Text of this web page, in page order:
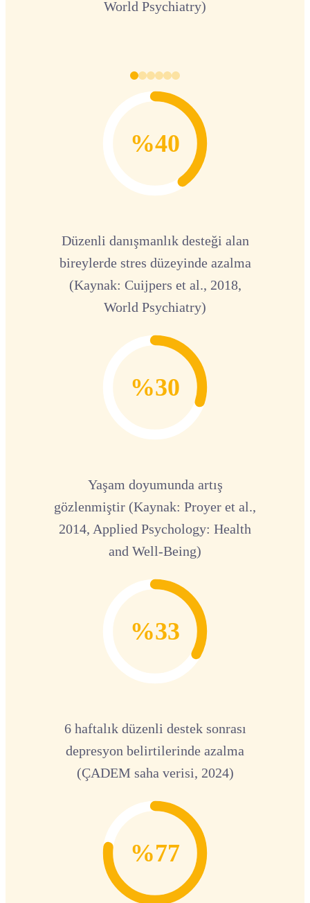
World Psychiatry)
%40
Düzenli danışmanlık desteği alan
bireylerde stres düzeyinde azalma
(Kaynak: Cuijpers et al., 2018,
World Psychiatry)
%30
Yaşam doyumunda artış
gözlenmiştir (Kaynak: Proyer et al.,
2014, Applied Psychology: Health
and Well-Being)
%33
6 haftalık düzenli destek sonrası
depresyon belirtilerinde azalma
(ÇADEM saha verisi, 2024)
%77